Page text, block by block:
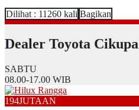
Dilihat : 11260 kali Bagikan
Dealer Toyota Cikupa
SABTU
08.00-17.00 WIB
194JUTAAN